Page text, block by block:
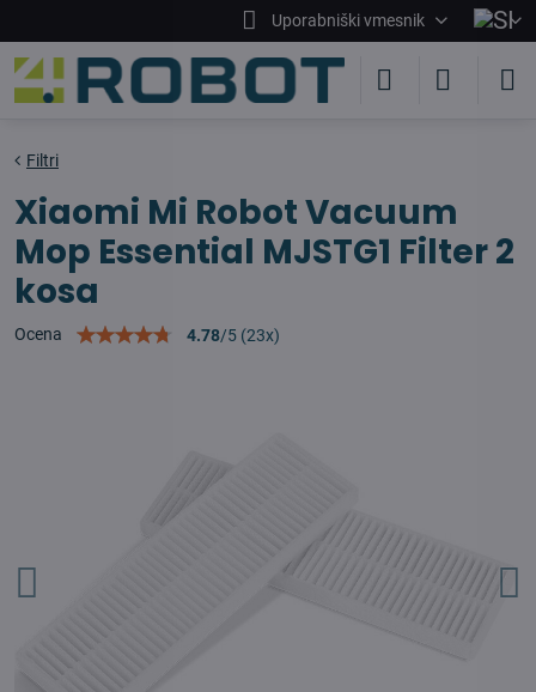
Uporabniški vmesnik
Filtri
Xiaomi Mi Robot Vacuum
Mop Essential MJSTG1 Filter 2
kosa
Ocena 4.78/5 (23x)